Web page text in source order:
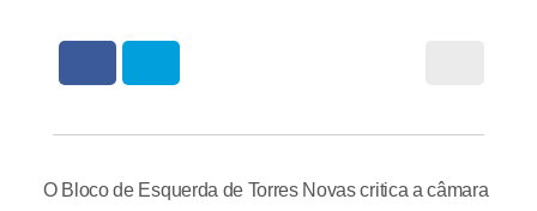
O Bloco de Esquerda de Torres Novas critica a câmara